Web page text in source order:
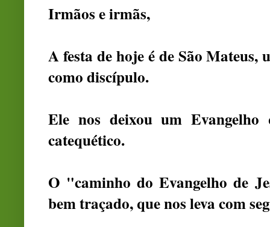
Irmãos e irmãs,
A festa de hoje é de São Mateus,
como discípulo.
Ele nos deixou um
catequético.
O "caminho do Evangelho de
bem traçado, que nos leva com